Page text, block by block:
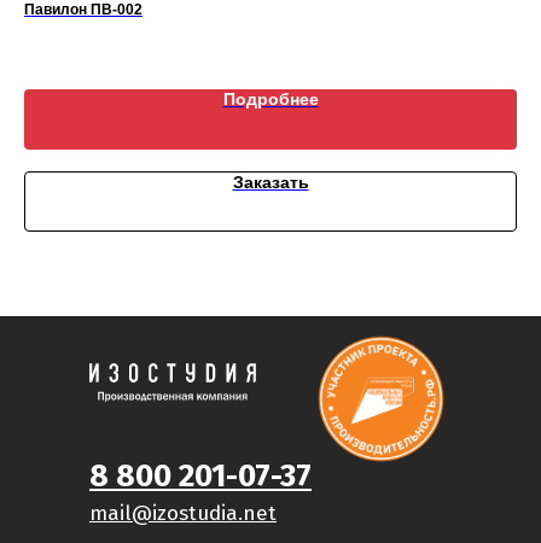
Павилон ПВ-002
Подробнее
Заказать
8 800 201-07-37
mail@izostudia.net